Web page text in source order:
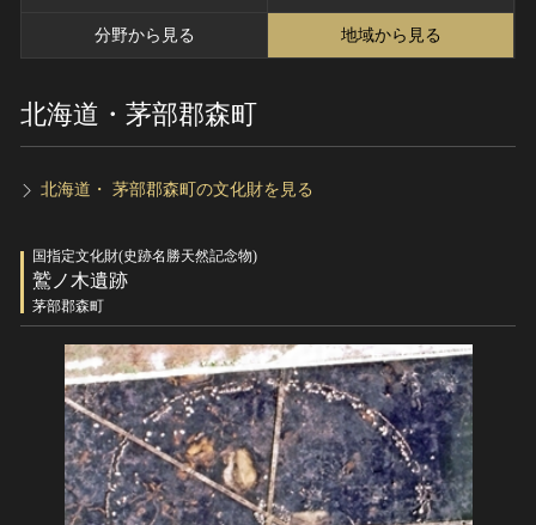
さらに詳細検索
トップ
作品一覧
カテゴリで見る
全国の美術館・博物館
世界遺産
無形文化遺産
動画で見る無形の文化財
博物館、美術館の皆さまへ
文化庁よりご挨拶
関連サイトリンク
サイトマップ
サイトのご意見はこちら
分野から見る 地域から見る
北海道・茅部郡森町
北海道・ 茅部郡森町の文化財を見る
国指定文化財(史跡名勝天然記念物)
鷲ノ木遺跡
茅部郡森町